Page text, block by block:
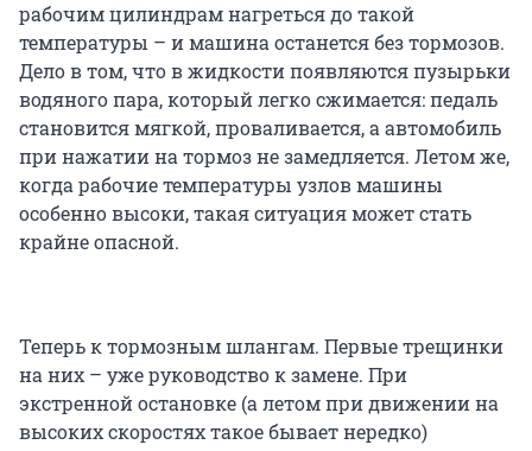
рабочим цилиндрам нагреться до такой
температуры – и машина останется без тормозов.
Дело в том, что в жидкости появляются пузырьки
водяного пара, который легко сжимается: педаль
становится мягкой, проваливается, а автомобиль
при нажатии на тормоз не замедляется. Летом же,
когда рабочие температуры узлов машины
особенно высоки, такая ситуация может стать
крайне опасной.
Теперь к тормозным шлангам. Первые трещинки
на них – уже руководство к замене. При
экстренной остановке (а летом при движении на
высоких скоростях такое бывает нередко)